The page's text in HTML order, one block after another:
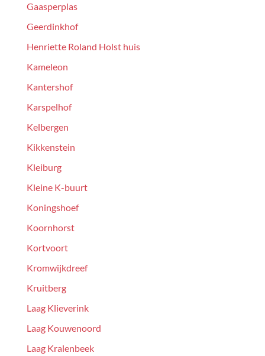
Gaasperplas
Geerdinkhof
Henriette Roland Holst huis
Kameleon
Kantershof
Karspelhof
Kelbergen
Kikkenstein
Kleiburg
Kleine K-buurt
Koningshoef
Koornhorst
Kortvoort
Kromwijkdreef
Kruitberg
Laag Klieverink
Laag Kouwenoord
Laag Kralenbeek